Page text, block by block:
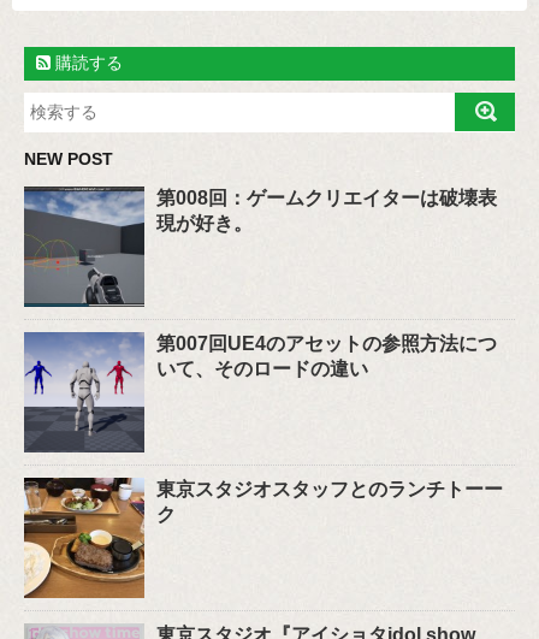
購読する
NEW POST
第008回：ゲームクリエイターは破壊表
現が好き。
第007回UE4のアセットの参照方法につ
いて、そのロードの違い
東京スタジオスタッフとのランチトーー
ク
東京スタジオ『アイショタidol show